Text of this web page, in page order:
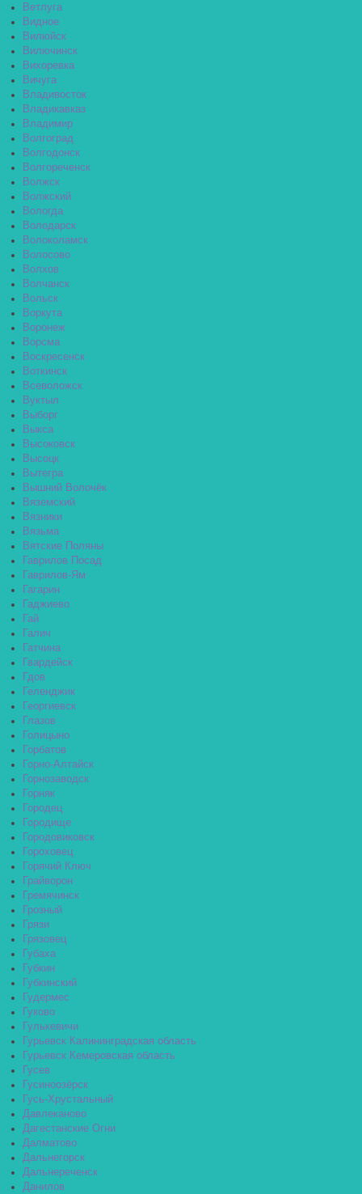
Ветлуга
Видное
Вилюйск
Вилючинск
Вихоревка
Вичуга
Владивосток
Владикавказ
Владимир
Волгоград
Волгодонск
Волгореченск
Волжск
Волжский
Вологда
Володарск
Волоколамск
Волосово
Волхов
Волчанск
Вольск
Воркута
Воронеж
Ворсма
Воскресенск
Воткинск
Всеволожск
Вуктыл
Выборг
Выкса
Высоковск
Высоцк
Вытегра
Вышний Волочёк
Вяземский
Вязники
Вязьма
Вятские Поляны
Гаврилов Посад
Гаврилов-Ям
Гагарин
Гаджиево
Гай
Галич
Гатчина
Гвардейск
Гдов
Геленджик
Георгиевск
Глазов
Голицыно
Горбатов
Горно-Алтайск
Горнозаводск
Горняк
Городец
Городище
Городовиковск
Гороховец
Горячий Ключ
Грайворон
Гремячинск
Грозный
Грязи
Грязовец
Губаха
Губкин
Губкинский
Гудермес
Гуково
Гулькевичи
Гурьевск Калининградская область
Гурьевск Кемеровская область
Гусев
Гусиноозёрск
Гусь-Хрустальный
Давлеканово
Дагестанские Огни
Далматово
Дальнегорск
Дальнереченск
Данилов